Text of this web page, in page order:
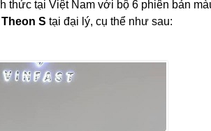
thức tại Việt Nam với bộ 6 phiên bản
S tại đại lý, cụ thể như sau: